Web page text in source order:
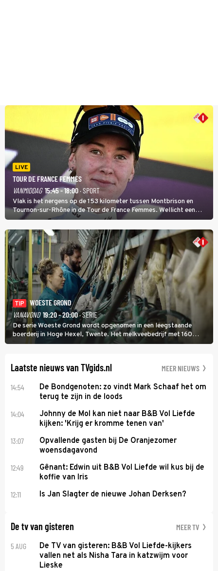
LIVE
TOUR DE FRANCE FEMMES
VANMIDDAG 15:45 - 18:00· SPORT
Vlak is het nergens op de 153 kilometer tussen Montbrison en
Tournon-sur-Rhône in de Tour de France Femmes. Wellicht een
kans voor Nienke Vinke, die vorig jaar de witte trui won.
TIP
WOESTE GROND
VANAVOND 19:20 - 20:00· SERIE
De serie Woeste Grond wordt opgenomen in een leegstaande
boerderij in Hoge Hexel, Twente. Het melkveebedrijf met 160
koeien moest sluiten, omdat het dicht bij een Natura 2000-gebied
Laatste nieuws van TVgids.nl MEER NIEUWS
14:54
De Bondgenoten: zo vindt Mark Schaaf het om
terug te zijn in de loods
14:04
Johnny de Mol kan niet naar B&B Vol Liefde
kijken: 'Krijg er kromme tenen van'
13:07
Opvallende gasten bij De Oranjezomer
woensdagavond
12:49
Gênant: Edwin uit B&B Vol Liefde wil kus bij de
koffie van Iris
12:11 Is Jan Slagter de nieuwe Johan Derksen?
De tv van gisteren MEER TV
5 AUG
De TV van gisteren: B&B Vol Liefde-kijkers
vallen net als Nisha Tara in katzwijm voor
Lieske